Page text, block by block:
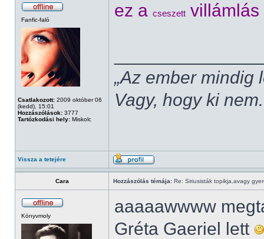
Fanfic-faló
Csatlakozott: 2009 október 06
(kedd), 15:01
Hozzászólások: 3777
Tartózkodási hely: Miskolc
ez a cseszett villámlás
„Az ember mindig
Vagy, hogy ki
Vissza a tetejére
Cara Hozzászólás témája: Re: Siriusisták topikja,avagy
Könyvmoly
aaaaawwww
Gréta Gaeriel lett